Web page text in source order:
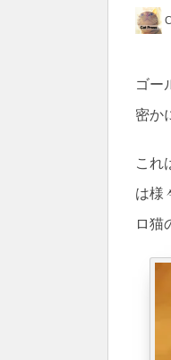
ゴー
密か
これ
は様
ロ猫